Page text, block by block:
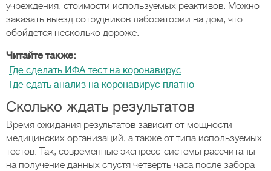
учреждения, стоимости используемых реактивов. Можно
заказать выезд сотрудников лаборатории на дом, что
обойдется несколько дороже.
Читайте также:
Где сделать ИФА тест на коронавирус
Где сдать анализ на коронавирус платно
Сколько ждать результатов
Время ожидания результатов зависит от мощности
медицинских организаций, а также от типа используемых
тестов. Так, современные экспресс-системы рассчитаны
на получение данных спустя четверть часа после забора